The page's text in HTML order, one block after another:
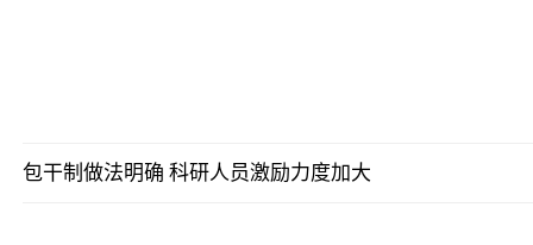
包干制做法明确 科研人员激励力度加大